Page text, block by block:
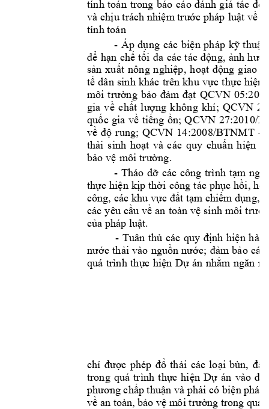
tính toán trong báo cáo đánh giá tác đ
và chịu trách nhiệm trước pháp luật về
tính toán
- Áp dụng các biện pháp kỹ thuật
để hạn chế tối đa các tác động, ảnh
sản xuất nông nghiệp, hoạt động giao
tế dân sinh khác trên khu vực thực hiện
môi trường bảo đảm đạt QCVN 05:2
gia về chất lượng không khí; QCVN 26
quốc gia về tiếng ồn; QCVN 27:2010/B
về độ rung; QCVN 14:2008/BTNMT -
thải sinh hoạt và các quy chuẩn hiện
bảo vệ môi trường.
- Tháo dỡ các công trình tạm
thực hiện kịp thời công tác phục hồi,
công, các khu vực đất tạm chiếm dụng,
các yêu cầu về an toàn vệ sinh môi
của pháp luật.
- Tuân thủ các quy định hiện h
nước thải vào nguồn nước; đảm bảo các
quá trình thực hiện Dự án nhằm ngăn
chỉ được phép đổ thải các loại bùn,
trong quá trình thực hiện Dự án vào
phương chấp thuận và phải có biện
về an toàn, bảo vệ môi trường trong quá